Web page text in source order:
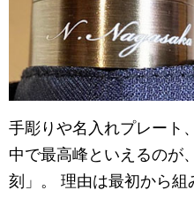
手彫りや名入れプレート
中で最高峰といえるのが
刻」。 理由は最初から